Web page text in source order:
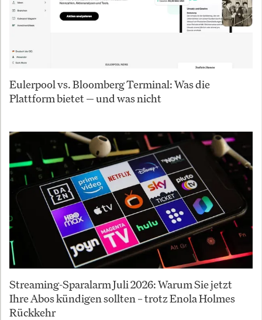
Eulerpool vs. Bloomberg Terminal: Was die
Plattform bietet — und was nicht
Streaming-Sparalarm Juli 2026: Warum Sie jetzt
Ihre Abos kündigen sollten – trotz Enola Holmes
Rückkehr